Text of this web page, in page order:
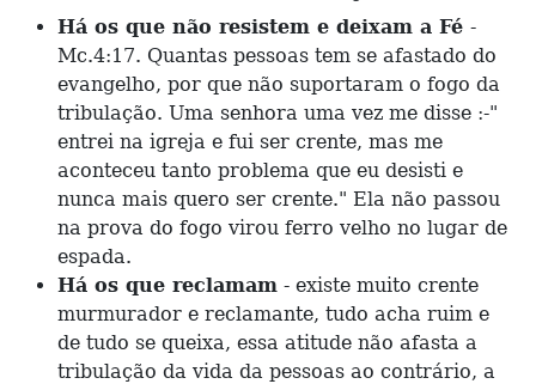
Há os que não resistem e deixam a Fé -
Mc.4:17. Quantas pessoas tem se afastado do
evangelho, por que não suportaram o fogo da
tribulação. Uma senhora uma vez me disse :-"
entrei na igreja e fui ser crente, mas me
aconteceu tanto problema que eu desisti e
nunca mais quero ser crente." Ela não passou
na prova do fogo virou ferro velho no lugar de
espada.
Há os que reclamam - existe muito crente
murmurador e reclamante, tudo acha ruim e
de tudo se queixa, essa atitude não afasta a
tribulação da vida da pessoas ao contrário, a